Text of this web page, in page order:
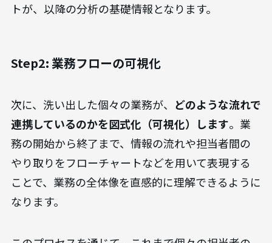
トが、以降の分析の基礎情報となります。
Step2: 業務フローの可視化
次に、洗い出した個々の業務が、 どのような流れで
連携しているのかを図式化（可視化）します。業
務の開始から終了まで、情報の流れや担当者間の
やり取りをフローチャートなどを用いて表現する
ことで、業務の全体像を直感的に理解できるように
なります。